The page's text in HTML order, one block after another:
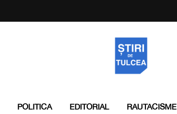
POLITICA EDITORIAL RAUTACISME